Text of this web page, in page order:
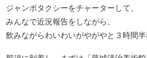
ジャンボタクシーをチャーターして、
みんなで近況報告をしながら、
飲みながらわいわいがやがやと３時間半